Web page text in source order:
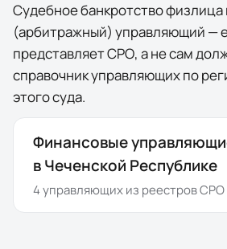
Судебное банкротство
(арбитражный) управляющий —
представляет СРО, а не сам
справочник управляющих по
этого суда.
Финансовые
в Чеченской Республике
4управляющихиз реестров СРО